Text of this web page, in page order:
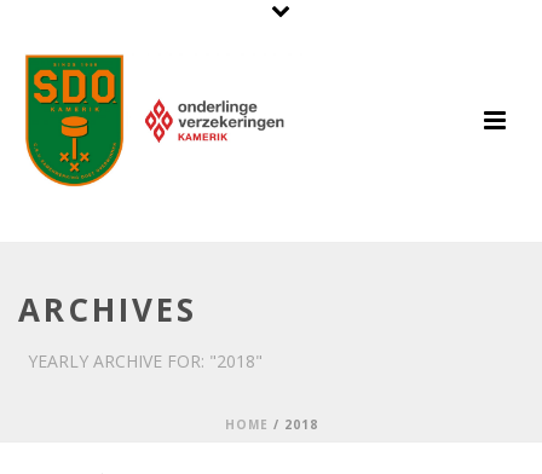
ARCHIVES
YEARLY ARCHIVE FOR: "2018"
HOME / 2018